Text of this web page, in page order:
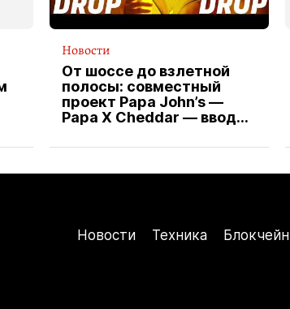
Новости
От шоссе до взлетной
полосы: совместный
проект Papa John’s —
Papa X Cheddar — вводит
водителя службы
Новости Техника Блокчейн